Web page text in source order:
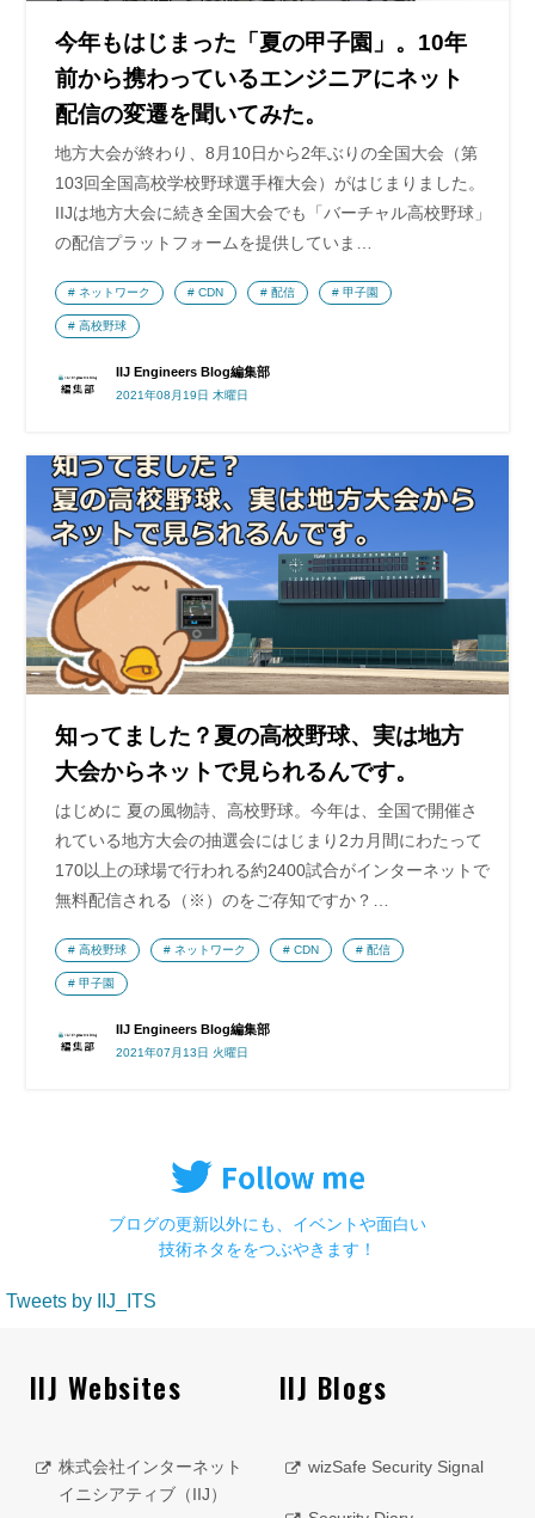
今年もはじまった「夏の甲子園」。10年
前から携わっているエンジニアにネット
配信の変遷を聞いてみた。
地方大会が終わり、8月10日から2年ぶりの全国大会（第
103回全国高校学校野球選手権大会）がはじまりました。
IIJは地方大会に続き全国大会でも「バーチャル高校野球」
の配信プラットフォームを提供していま…
IIJ Engineers Blog編集部
2021年08月19日 木曜日
ネットワーク CDN 配信 甲子園
高校野球
知ってました？夏の高校野球、実は地方
大会からネットで見られるんです。
はじめに 夏の風物詩、高校野球。今年は、全国で開催さ
れている地方大会の抽選会にはじまり2カ月間にわたって
170以上の球場で行われる約2400試合がインターネットで
無料配信される（※）のをご存知ですか？…
IIJ Engineers Blog編集部
2021年07月13日 火曜日
高校野球 ネットワーク CDN 配信
甲子園
ブログの更新以外にも、イベントや面白い
技術ネタををつぶやきます！
Tweets by IIJ_ITS
IIJ Websites
株式会社インターネット
イニシアティブ（IIJ）
IIJ Blogs
wizSafe Security Signal